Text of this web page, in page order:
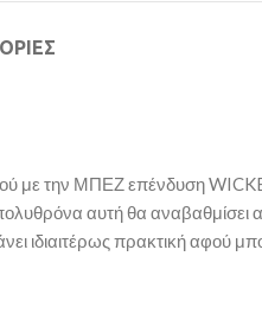
την ΜΠΕΖ επένδυση
αυτή θα
ιδιαιτέρως πρακτική αφού